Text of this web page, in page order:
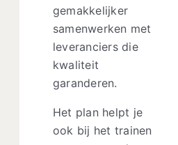
gemakkelijker
samenwerken met
leveranciers die
kwaliteit
garanderen.
Het plan helpt je
ook bij het trainen